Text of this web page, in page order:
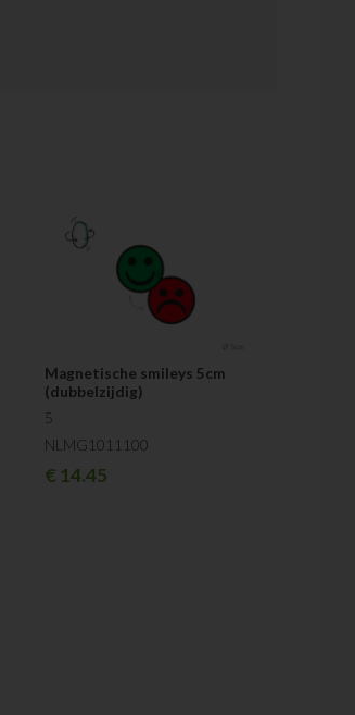
Magnetische smileys 5cm
(dubbelzijdig)
5
NLMG1011100
€14.45